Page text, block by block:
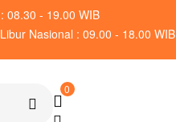
08.30 - 19.00 WIB
Nasional : 09.00 - 18.00 WIB
0